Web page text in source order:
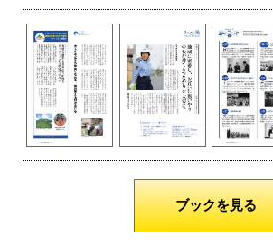
ブックを見る
酒田市 庄内海岸
撮影場所：酒田市宮海